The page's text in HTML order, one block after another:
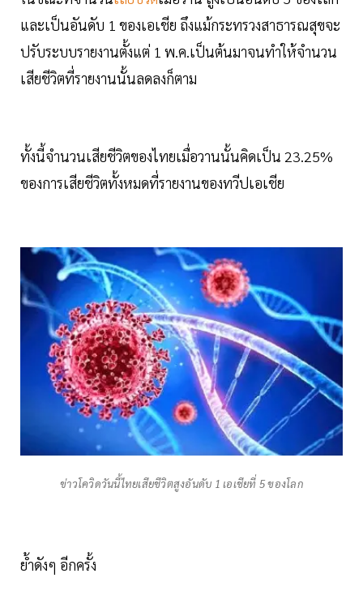
และเป็นอันดับ 1 ของเอเชีย ถึงแม้กระทรวงสาธารณสุขจะ
ปรับระบบรายงานตั้งแต่ 1 พ.ค.เป็นต้นมาจนทำให้จำนวน
เสียชีวิตที่รายงานนั้นลดลงก็ตาม
ทั้งนี้จำนวนเสียชีวิตของไทยเมื่อวานนั้นคิดเป็น 23.25%
ของการเสียชีวิตทั้งหมดที่รายงานของทวีปเอเชีย
ข่าวโควิดวันนี้ไทยเสียชีวิตสูงอันดับ 1 เอเชียที่ 5 ของโลก
ย้ำดังๆ อีกครั้ง